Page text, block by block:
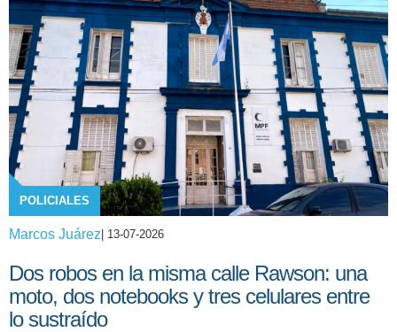
POLICIALES
Marcos Juárez | 13-07-2026
Dos robos en la misma calle Rawson: una
moto, dos notebooks y tres celulares entre
lo sustraído